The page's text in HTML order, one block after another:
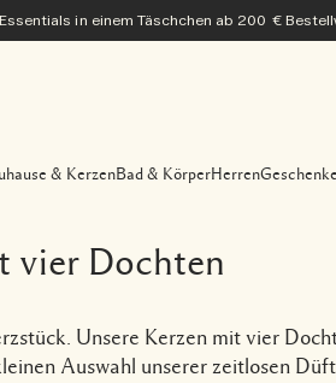
in einem Täschchen ab 200 €
& KerzenBad & KörperHerrenGeschenke
vier Dochten
Unsere Kerzen mit vier
Auswahl unserer zeitlosen